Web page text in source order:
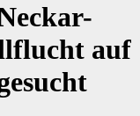
auf